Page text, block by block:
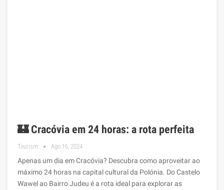
🏰 Cracóvia em 24 horas: a rota perfeita
Tourism Ago 16, 2024
Apenas um dia em Cracóvia? Descubra como aproveitar ao
máximo 24 horas na capital cultural da Polónia. Do Castelo
Wawel ao Bairro Judeu é a rota ideal para explorar as